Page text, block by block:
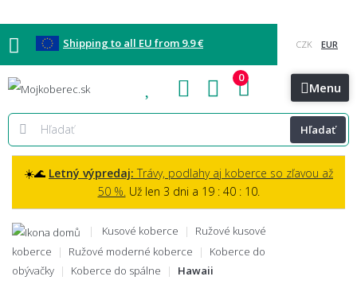
Shipping to all EU from 9.9 €
Blog Kontakt Menu
Hľadať
0
☀️🌊 Letný výpredaj: Trávy, podlahy aj koberce so zľavou až
50 %. Už len 3 dni a 19 : 40 : 09.
Kusové koberce
Ružové kusové
koberce
Ružové moderné koberce
Koberce do
obývačky
Koberce do spálne Hawaii